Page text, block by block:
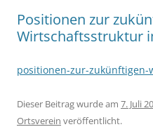
Positionen zur
Wirtschaftsstruktur
positionen-zur-
Dieser Beitrag wurde am 7. Juli
Ortsverein veröffentlicht.